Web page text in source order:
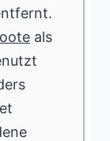
als